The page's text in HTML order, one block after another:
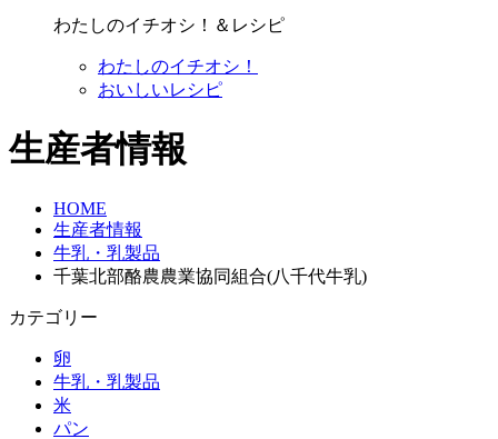
わたしのイチオシ！＆レシピ
わたしのイチオシ！
おいしいレシピ
生産者情報
HOME
生産者情報
牛乳・乳製品
千葉北部酪農農業協同組合(八千代牛乳)
カテゴリー
卵
牛乳・乳製品
米
パン